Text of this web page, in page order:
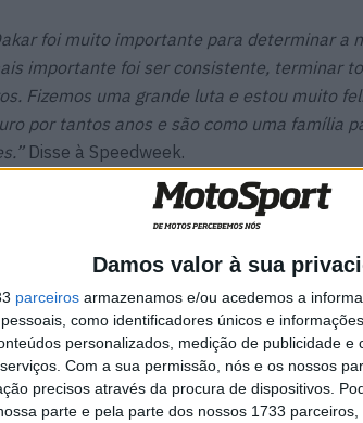
Damos valor à sua
parceiros armazenamos e/ou acedemos a
como identificadores únicos e
personalizados, medição de publicidade
Com a sua permissão, nós e os nossos
precisos através da procura de dispositivos.
parte e pela parte dos nossos 1733
foi muito importante para determinar a
importante foi ser consistente, terminar
Fizemos uma grande luta e estou muito
por tantos anos e são como uma família
Disse à Speedweek.
-
MotoGP: Lecuona
Morbidelli após
Sprint ‘Não
manobra’
9 AGOSTO, 2026